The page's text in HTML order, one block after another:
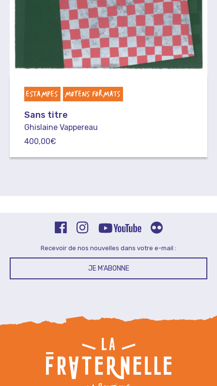
ESTAMPES MOYENS FORMATS
Sans titre
Ghislaine Vappereau
400,00€
Recevoir de nos nouvelles dans votre e-mail :
JE M'ABONNE